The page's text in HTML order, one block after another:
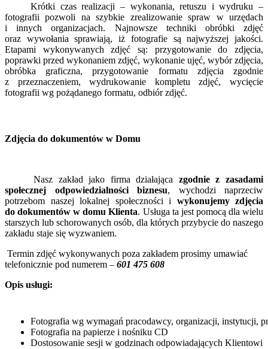
Krótki czas realizacji – wykonania, retuszu i wydruku –
fotografii pozwoli na szybkie zrealizowanie spraw w urzędach
i innych organizacjach. Najnowsze techniki obróbki zdjęć
oraz wywołania sprawiają, iż fotografie są najwyższej jakości.
Etapami wykonywanych zdjęć są: przygotowanie do zdjęcia,
poprawki przed wykonaniem zdjęć, wykonanie ujęć, wybór zdjęcia,
obróbka graficzna, przygotowanie formatu zdjęcia zgodnie
z przeznaczeniem, wydrukowanie kompletu zdjęć, wycięcie
fotografii wg pożądanego formatu, odbiór zdjęć.
Zdjęcia do dokumentów w Domu
Nasz zakład jako firma działająca zgodnie z zasadami
społecznej odpowiedzialności biznesu, wychodzi naprzeciw
potrzebom naszej lokalnej społeczności i wykonujemy zdjęcia
do dokumentów w domu Klienta. Usługa ta jest pomocą dla wielu
starszych lub schorowanych osób, dla których przybycie do naszego
zakładu staje się wyzwaniem.
Termin zdjęć wykonywanych poza zakładem prosimy umawiać
telefonicznie pod numerem – 601 475 608
Opis usługi:
Fotografia wg wymagań pracodawcy, organizacji, instytucji,
Fotografia na papierze i nośniku CD
Dostosowanie sesji w godzinach odpowiadających Klientowi